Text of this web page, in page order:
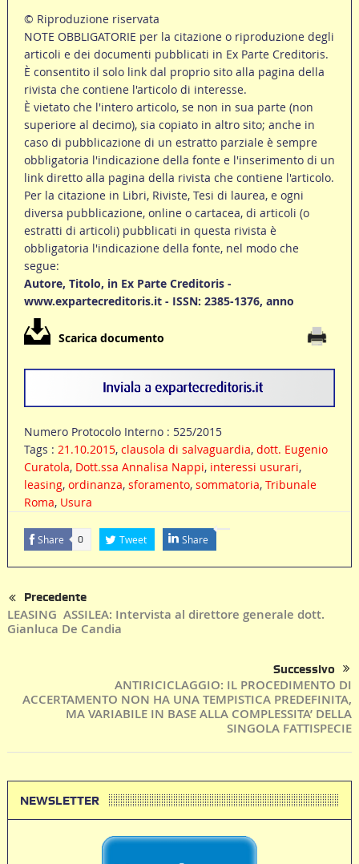
© Riproduzione riservata
NOTE OBBLIGATORIE per la citazione o riproduzione degli
articoli e dei documenti pubblicati in Ex Parte Creditoris.
È consentito il solo link dal proprio sito alla pagina della
rivista che contiene l'articolo di interesse.
È vietato che l'intero articolo, se non in sua parte (non
superiore al decimo), sia copiato in altro sito; anche in
caso di pubblicazione di un estratto parziale è sempre
obbligatoria l'indicazione della fonte e l'inserimento di un
link diretto alla pagina della rivista che contiene l'articolo.
Per la citazione in Libri, Riviste, Tesi di laurea, e ogni
diversa pubblicazione, online o cartacea, di articoli (o
estratti di articoli) pubblicati in questa rivista è
obbligatoria l'indicazione della fonte, nel modo che
segue:
Autore, Titolo, in Ex Parte Creditoris -
www.expartecreditoris.it - ISSN: 2385-1376, anno
Scarica documento
Numero Protocolo Interno : 525/2015
Tags : 21.10.2015, clausola di salvaguardia, dott. Eugenio
Curatola, Dott.ssa Annalisa Nappi, interessi usurari,
leasing, ordinanza, sforamento, sommatoria, Tribunale
Roma, Usura
Share 0 Tweet Share
Precedente
LEASING  ASSILEA: Intervista al direttore generale dott.
Gianluca De Candia
Successivo
ANTIRICICLAGGIO: IL PROCEDIMENTO DI
ACCERTAMENTO NON HA UNA TEMPISTICA PREDEFINITA,
MA VARIABILE IN BASE ALLA COMPLESSITA’ DELLA
SINGOLA FATTISPECIE
NEWSLETTER